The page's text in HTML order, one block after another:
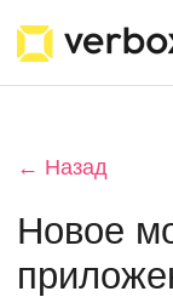
← Назад
Новое